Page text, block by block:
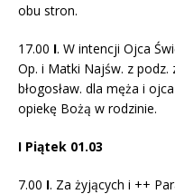
obu stron.
17.00 I. W intencji Ojca
Op. i Matki Najśw. z podz.
błogosław. dla męża i
opiekę Bożą w rodzinie.
I Piątek 01.03
7.00 I. Za żyjących i ++